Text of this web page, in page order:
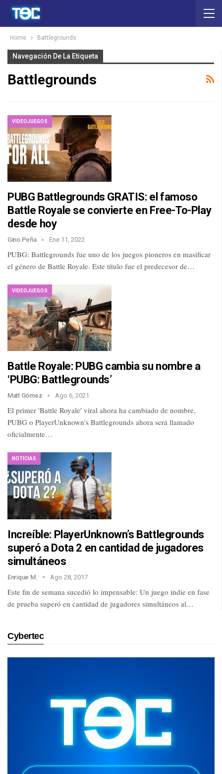
Home Battlegrounds
Navegación De La Etiqueta
Battlegrounds
VIDEOJUEGOS
PUBG Battlegrounds GRATIS: el famoso
Battle Royale se convierte en Free-To-Play
desde hoy
Gino Peña Ene 11, 2022
PUBG: Battlegrounds fue uno de los juegos pioneros en masificar
el género de Battle Royale. Este título fue el predecesor de…
VIDEOJUEGOS
Battle Royale: PUBG cambia su nombre a
‘PUBG: Battlegrounds’
Matt Gómez Ago 6, 2021
El primer 'Battle Royale' viral ahora ha cambiado de nombre,
PUBG o PlayerUnknown's Battlegrounds ahora será llamado
oficialmente…
NOTICIAS
Increíble: PlayerUnknown’s Battlegrounds
superó a Dota 2 en cantidad de jugadores
simultáneos
Enrique M. Ago 28, 2017
Este fin de semana sucedió lo impensable: Un juego indie en fase
de prueba superó en cantidad de jugadores simultáneos al…
Cybertec